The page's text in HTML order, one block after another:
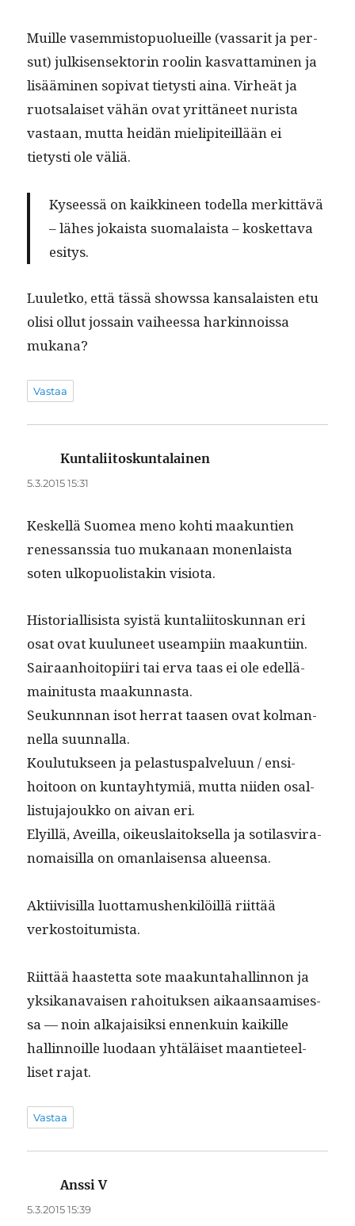
Muille vasem­mistop­uolueille (vas­sar­it ja per­
sut) julkisensek­torin roolin kas­vat­ta­mi­nen ja
lisäämi­nen sopi­vat tietysti aina. Virheät ja
ruot­salaiset vähän ovat yrit­täneet nurista
vas­taan, mut­ta hei­dän mielip­iteil­lään ei
tietysti ole väliä.
Kyseessä on kaikki­neen todel­la merkit­tävä
– läh­es jokaista suo­ma­laista – kos­ket­ta­va
esitys.
Luuletko, että tässä shows­sa kansalais­ten etu
olisi ollut jos­sain vai­heessa harkin­nois­sa
mukana?
Vastaa
Kuntaliitoskuntalainen
5.3.2015 15:31
Keskel­lä Suomea meno kohti maakun­tien
renes­sanssia tuo mukanaan mon­en­laista
soten ulkop­uolis­takin visiota.
His­to­ri­al­li­sista syistä kun­tali­itoskun­nan eri
osat ovat kuu­luneet use­ampi­in maakuntiin.
Sairaan­hoitopi­iri tai erva taas ei ole edel­lä­
maini­tus­ta maakunnasta.
Seukunnnan isot her­rat taasen ovat kol­man­
nel­la suunnalla.
Koulu­tuk­seen ja pelas­tus­palvelu­un / ensi­
hoitoon on kun­tay­htymiä, mut­ta niiden osal­
lis­tu­ja­joukko on aivan eri.
Ely­il­lä, Aveil­la, oikeuslaitok­sel­la ja soti­lasvi­ra­
nomaisil­la on oman­laisen­sa alueensa.
Akti­ivisil­la luot­ta­mushenkilöil­lä riit­tää
verkostoitumista.
Riit­tää haastet­ta sote maakun­ta­hallinnon ja
yksikanavaisen rahoituk­sen aikaansaamises­
sa — noin alka­jaisik­si ennenkuin kaikille
hallinnoille luo­daan yhtäläiset maanti­eteel­
liset rajat.
Vastaa
Anssi Vsanoo:
5.3.2015 15:39